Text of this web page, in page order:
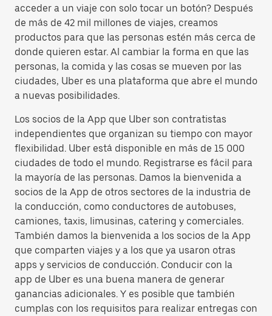
acceder a un viaje con solo tocar un botón? Después
de más de 42 mil millones de viajes, creamos
productos para que las personas estén más cerca de
donde quieren estar. Al cambiar la forma en que las
personas, la comida y las cosas se mueven por las
ciudades, Uber es una plataforma que abre el mundo
a nuevas posibilidades.
Los socios de la App que Uber son contratistas
independientes que organizan su tiempo con mayor
flexibilidad. Uber está disponible en más de 15 000
ciudades de todo el mundo. Registrarse es fácil para
la mayoría de las personas. Damos la bienvenida a
socios de la App de otros sectores de la industria de
la conducción, como conductores de autobuses,
camiones, taxis, limusinas, catering y comerciales.
También damos la bienvenida a los socios de la App
que comparten viajes y a los que ya usaron otras
apps y servicios de conducción. Conducir con la
app de Uber es una buena manera de generar
ganancias adicionales. Y es posible que también
cumplas con los requisitos para realizar entregas con